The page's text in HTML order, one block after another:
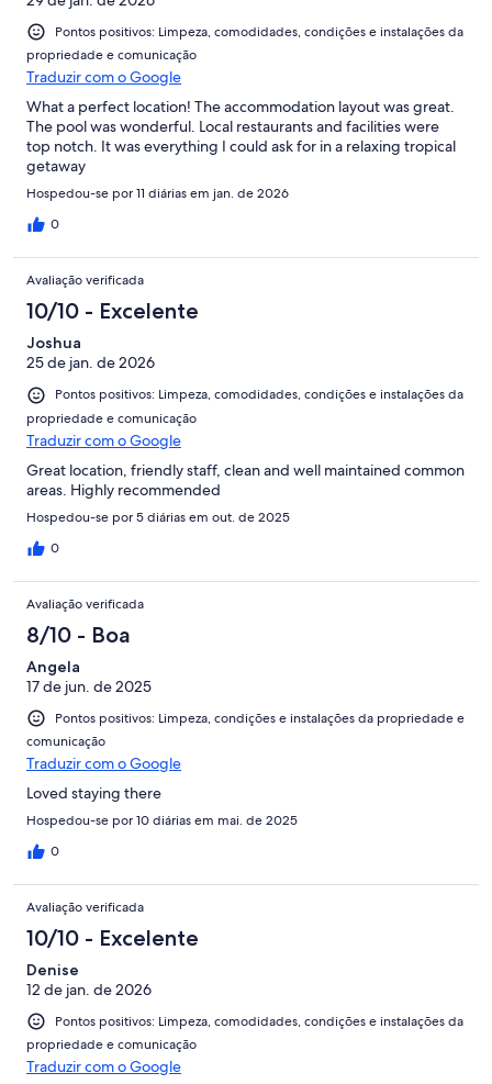
Pontos positivos: Limpeza, comodidades, condições e instalações da
propriedade e comunicação
Traduzir com o Google
What a perfect location! The accommodation layout was great.
The pool was wonderful. Local restaurants and facilities were
top notch. It was everything I could ask for in a relaxing tropical
getaway
Hospedou-se por 11 diárias em jan. de 2026
0
Avaliação verificada
10/10 - Excelente
Joshua
25 de jan. de 2026
Pontos positivos: Limpeza, comodidades, condições e instalações da
propriedade e comunicação
Traduzir com o Google
Great location, friendly staff, clean and well maintained common
areas. Highly recommended
Hospedou-se por 5 diárias em out. de 2025
0
Avaliação verificada
8/10 - Boa
Angela
17 de jun. de 2025
Pontos positivos: Limpeza, condições e instalações da propriedade e
comunicação
Traduzir com o Google
Loved staying there
Hospedou-se por 10 diárias em mai. de 2025
0
Avaliação verificada
10/10 - Excelente
Denise
12 de jan. de 2026
Pontos positivos: Limpeza, comodidades, condições e instalações da
propriedade e comunicação
Traduzir com o Google